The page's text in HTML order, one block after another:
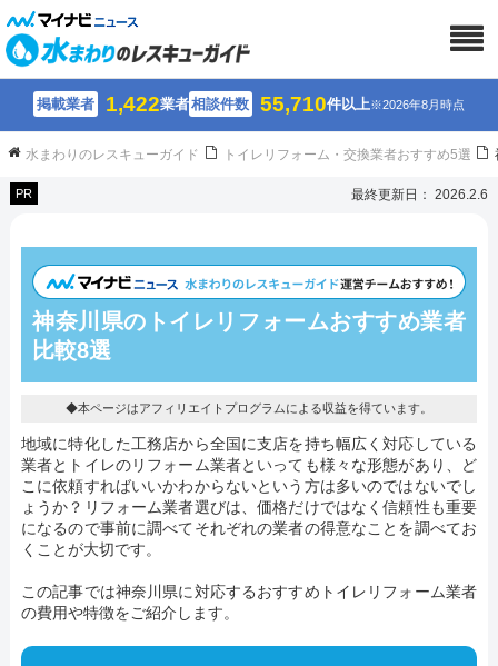
掲載業者 1,422業者相談件数 55,710件以上※2026年8月時点
水まわりのレスキューガイド トイレリフォーム・交換業者おすすめ5選
PR 最終更新日： 2026.2.6
神奈川県のトイレリフォームおすすめ業者
比較8選
◆本ページはアフィリエイトプログラムによる収益を得ています。
地域に特化した工務店から全国に支店を持ち幅広く対応している
業者とトイレのリフォーム業者といっても様々な形態があり、ど
こに依頼すればいいかわからないという方は多いのではないでし
ょうか？リフォーム業者選びは、価格だけではなく信頼性も重要
になるので事前に調べてそれぞれの業者の得意なことを調べてお
くことが大切です。
この記事では神奈川県に対応するおすすめトイレリフォーム業者
の費用や特徴をご紹介します。